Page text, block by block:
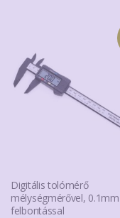
Digitális tolómérő
mélységmérővel, 0.1mm
felbontással